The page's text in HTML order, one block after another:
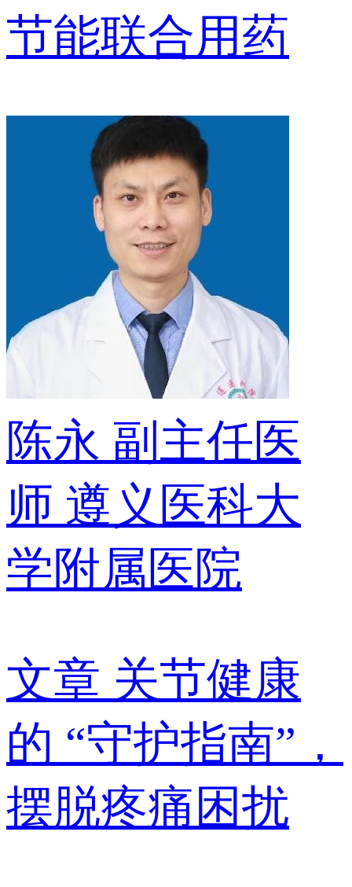
节能联合用药
陈永 副主任医
师 遵义医科大
学附属医院
文章 关节健康
的 “守护指南”，
摆脱疼痛困扰